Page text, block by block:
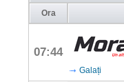
Ora
07:44
Galați